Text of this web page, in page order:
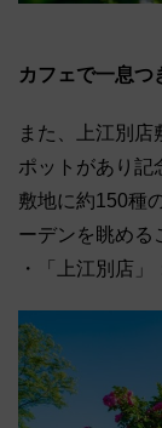
カフェで一息つ
また、上江別店
ポットがあり記
敷地に約150種
ーデンを眺める
・「上江別店